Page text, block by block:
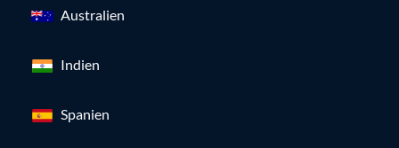
Australien
Indien
Spanien